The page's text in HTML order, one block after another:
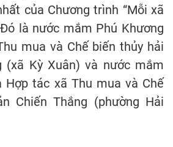
của Chương trình “Mỗi xã
là nước mắm Phú Khương
mua và Chế biến thủy hải
(xã Kỳ Xuân) và nước mắm
Hợp tác xã Thu mua và Chế
Chiến Thắng (phường Hải